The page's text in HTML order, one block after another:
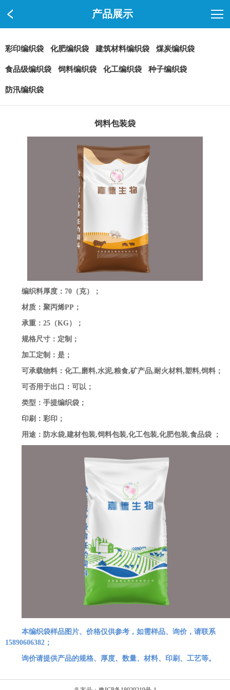
产品展示
彩印编织袋 化肥编织袋 建筑材料编织袋 煤炭编织袋
食品级编织袋 饲料编织袋 化工编织袋 种子编织袋
防汛编织袋
饲料包装袋
编织料厚度：70（克）；
材质：聚丙烯PP；
承重：25（KG）；
规格尺寸：定制；
加工定制：是；
可承载物料：化工,磨料,水泥,粮食,矿产品,耐火材料,塑料,饲料；
可否用于出口：可以；
类型：手提编织袋；
印刷：彩印；
用途：防水袋,建材包装,饲料包装,化工包装,化肥包装,食品袋 ；
本编织袋样品图片、价格仅供参考，如需样品、询价，请联系
15890606382；
询价请提供产品的规格、厚度、数量、材料、印刷、工艺等。